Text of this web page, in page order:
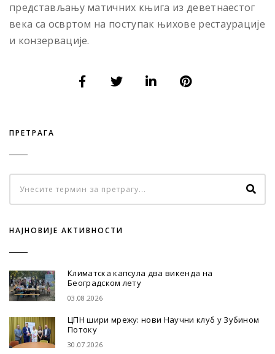
представљању матичних књига из деветнаестог
века са освртом на поступак њихове рестаурације
и конзервације.
ПРЕТРАГА
НАЈНОВИЈЕ АКТИВНОСТИ
Климатска капсула два викенда на
Београдском лету
03.08.2026
ЦПН шири мрежу: нови Научни клуб у Зубином
Потоку
30.07.2026